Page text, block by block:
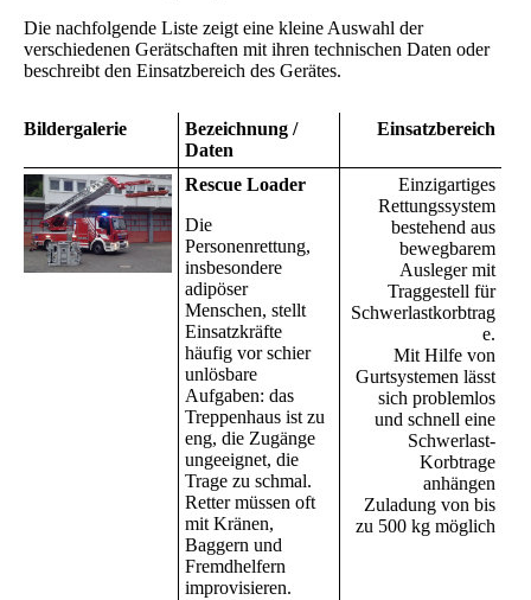
Die nachfolgende Liste zeigt eine kleine Auswahl der
verschiedenen Gerätschaften mit ihren technischen Daten oder
beschreibt den Einsatzbereich des Gerätes.
Bildergalerie
Bezeichnung /
Daten
Einsatzbereich
Rescue Loader
Die
Personenrettung,
insbesondere
adipöser
Menschen, stellt
Einsatzkräfte
häufig vor schier
unlösbare
Aufgaben: das
Treppenhaus ist zu
eng, die Zugänge
ungeeignet, die
Trage zu schmal.
Retter müssen oft
mit Kränen,
Baggern und
Fremdhelfern
improvisieren.
Einzigartiges
Rettungssystem
bestehend aus
bewegbarem
Ausleger mit
Traggestell für
Schwerlastkorbtrag
e.
Mit Hilfe von
Gurtsystemen lässt
sich problemlos
und schnell eine
Schwerlast-
Korbtrage
anhängen
Zuladung von bis
zu 500 kg möglich